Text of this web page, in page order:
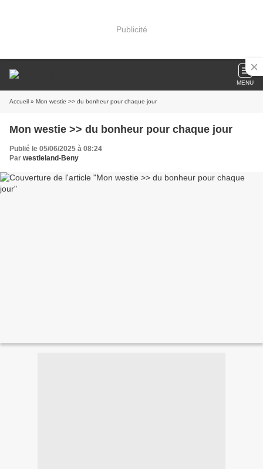
Publicité
MENU
Accueil » Mon westie >> du bonheur pour chaque jour
Mon westie >> du bonheur pour chaque jour
Publié le 05/06/2025 à 08:24
Par westieland-Beny